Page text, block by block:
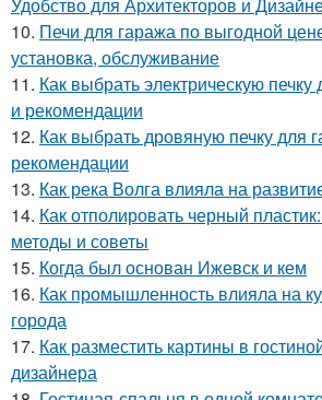
10. Печи для гаража по выгодной
установка, обслуживание
11. Как выбрать электрическую
и рекомендации
12. Как выбрать дровяную печку для
рекомендации
13. Как река Волга влияла на
14. Как отполировать черный
методы и советы
15. Когда был основан Ижевск и кем
16. Как промышленность влияла на
города
17. Как разместить картины в
дизайнера